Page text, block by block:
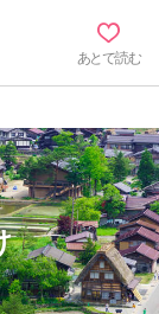
あとで読む